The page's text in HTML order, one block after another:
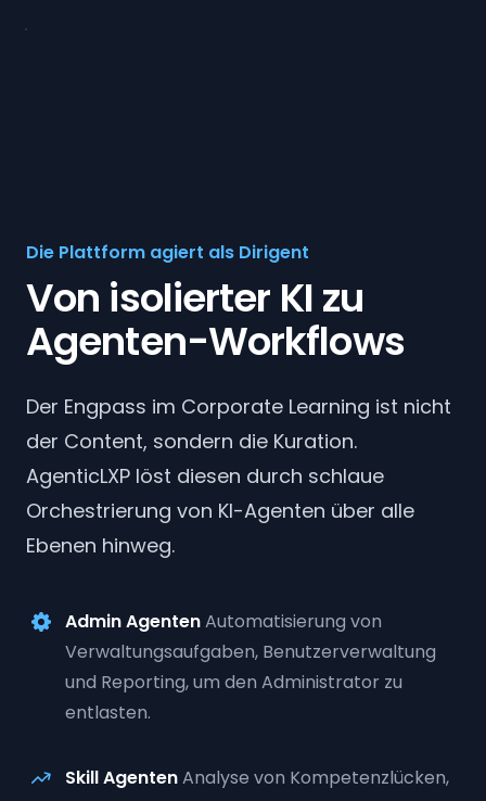
Die Plattform agiert als Dirigent
Von isolierter KI zu
Agenten-Workflows
Der Engpass im Corporate Learning ist nicht
der Content, sondern die Kuration.
AgenticLXP löst diesen durch schlaue
Orchestrierung von KI-Agenten über alle
Ebenen hinweg.
Admin AgentenAutomatisierung von
Verwaltungsaufgaben, Benutzerverwaltung
und Reporting, um den Administrator zu
entlasten.
Skill AgentenAnalyse von Kompetenzlücken,